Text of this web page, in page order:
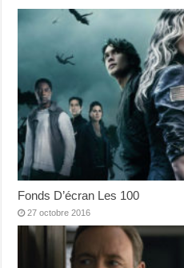
Fonds D’écran Les 100
27 octobre 2016